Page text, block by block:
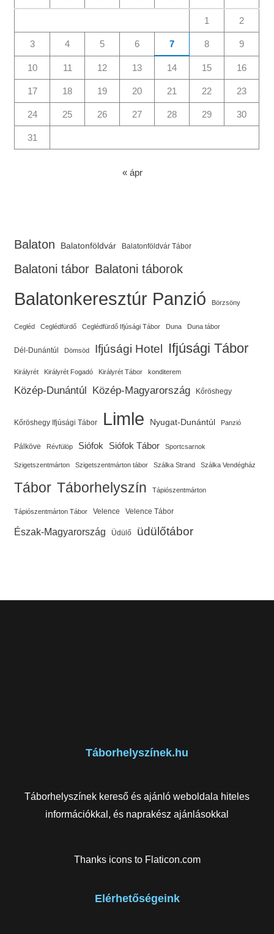
1 2
3 4 5 6 7 8 9
10 11 12 13 14 15 16
17 18 19 20 21 22 23
24 25 26 27 28 29 30
31
« ápr
Balaton Balatonföldvár Balatonföldvár Tábor
Balatoni tábor Balatoni táborok
Balatonkeresztúr Panzió Börzsöny
Cegléd Ceglédfürdő Ceglédfürdő Ifjúsági Tábor Duna Duna tábor
Dél-Dunántúl Dömsöd Ifjúsági Hotel Ifjúsági Tábor
Királyrét Királyrét Fogadó Királyrét Tábor konditerem
Közép-Dunántúl Közép-Magyarország Kőröshegy
Kőröshegy Ifjúsági Tábor Limle Nyugat-Dunántúl Panzió
Pálköve Révfülöp Siófok Siófok Tábor Sportcsarnok
Szigetszentmárton Szigetszentmárton tábor Szálka Strand Szálka Vendégház
Tábor Táborhelyszín Tápiószentmárton
Tápiószentmárton Tábor Velence Velence Tábor
Észak-Magyarország Üdülő üdülőtábor
Táborhelyszínek.hu
Táborhelyszínek kereső és ajánló weboldala hiteles
információkkal, és naprakész ajánlásokkal
Thanks icons to Flaticon.com
Elérhetőségeink